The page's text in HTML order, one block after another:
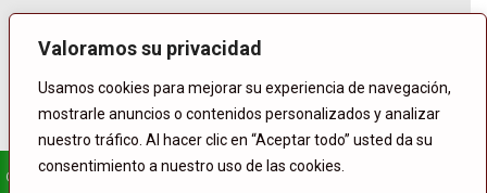
Valoramos su privacidad
Usamos cookies para mejorar su experiencia de navegación,
mostrarle anuncios o contenidos personalizados y analizar
nuestro tráfico. Al hacer clic en “Aceptar todo” usted da su
consentimiento a nuestro uso de las cookies.
© Copyright Lasvocesdelpueblo